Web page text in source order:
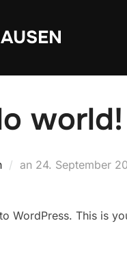
world!
an Veröffentlicht
24. September
WordPress. This is